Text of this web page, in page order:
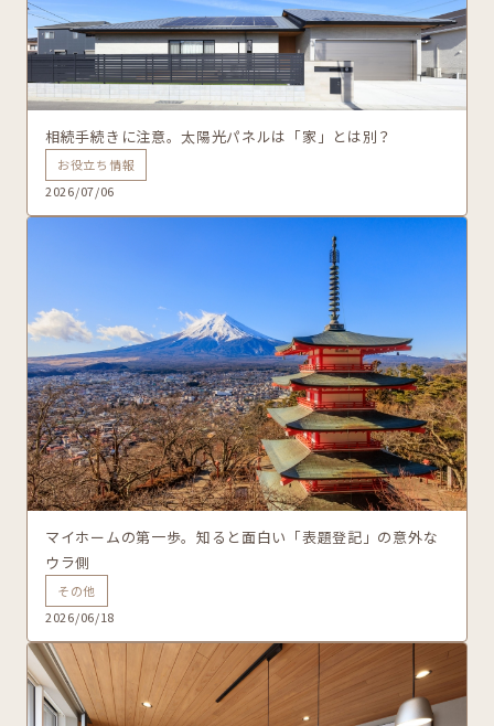
相続手続きに注意。太陽光パネルは「家」とは別？
お役立ち情報
2026/07/06
マイホームの第一歩。知ると面白い「表題登記」の意外な
ウラ側
その他
2026/06/18